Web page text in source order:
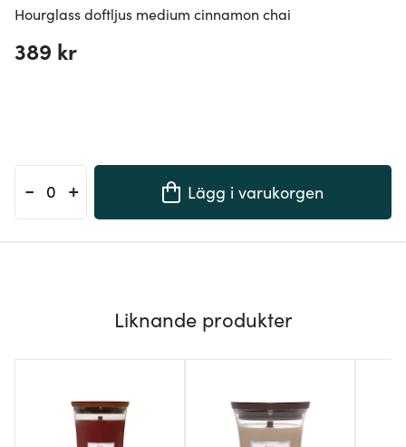
Hourglass doftljus medium cinnamon chai
389 kr
- + Lägg i varukorgen
Liknande produkter